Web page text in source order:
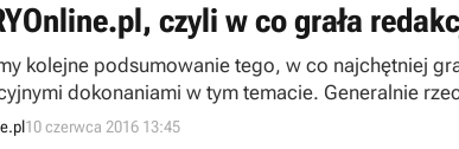
czyli w co grała
kolejne podsumowanie tego, w co najchętniej
dokonaniami w tym temacie. Generalnie
10 czerwca 2016 13:45